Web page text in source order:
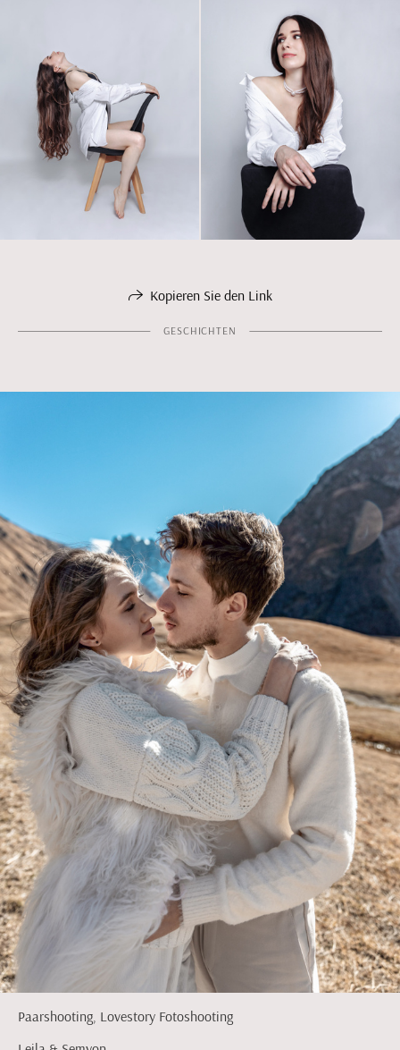
Kopieren Sie den Link
GESCHICHTEN
Paarshooting, Lovestory Fotoshooting